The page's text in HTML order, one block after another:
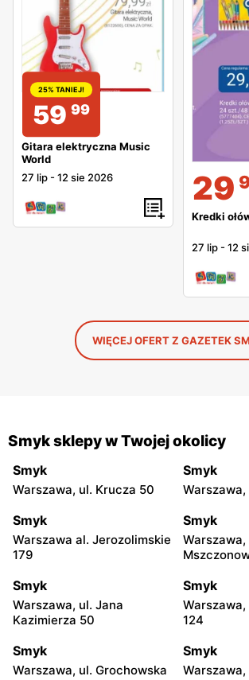
25% TANIEJ!
59 99
Gitara elektryczna Music
World
27 lip -12 sie 2026 29
Kredki
27 lip -12
WIĘCEJ OFERT Z GAZETEK
Smyk sklepy w Twojej okolicy
Smyk
Warszawa, ul. Krucza 50
Smyk
Warszawa,
Smyk
Warszawa al. Jerozolimskie
179
Smyk
Warszawa,
Smyk
Warszawa, ul. Jana
Kazimierza 50
Smyk
124
Smyk
Warszawa, ul. Grochowska
Smyk
Warszawa,